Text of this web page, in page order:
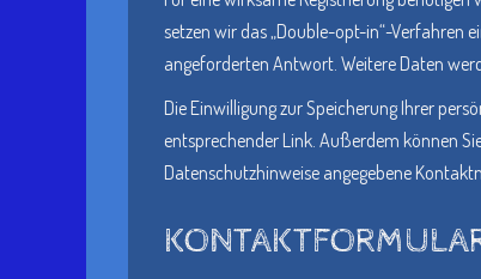
setzen wir das „Double-opt-in“-Verfahren
angeforderten Antwort. Weitere Daten
Die Einwilligung zur Speicherung Ihrer
entsprechender Link. Außerdem können
Datenschutzhinweise angegebene